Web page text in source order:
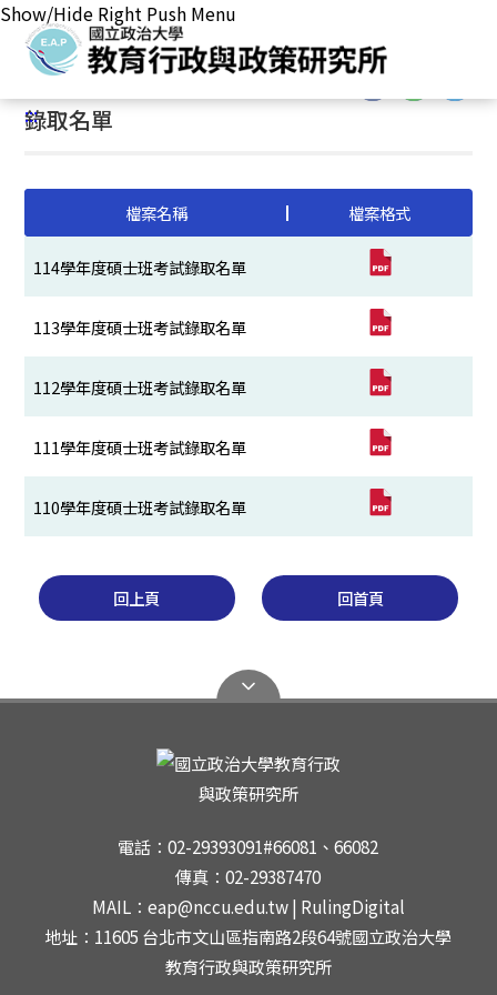
Show/Hide Right Push Menu
首頁/主要業務/招生事務/
:::
錄取名單
檔案名稱 檔案格式
114學年度碩士班考試錄取名單
113學年度碩士班考試錄取名單
112學年度碩士班考試錄取名單
111學年度碩士班考試錄取名單
110學年度碩士班考試錄取名單
回上頁 回首頁
電話：02-29393091#66081、66082
傳真：02-29387470
MAIL：eap@nccu.edu.tw | RulingDigital
地址：11605 台北市文山區指南路2段64號國立政治大學
教育行政與政策研究所